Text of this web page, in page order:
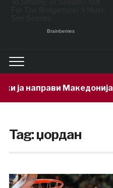
ја направи Македонија
Tag:џордан